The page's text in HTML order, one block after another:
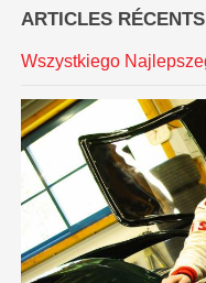
ARTICLES RÉCENTS
Wszystkiego